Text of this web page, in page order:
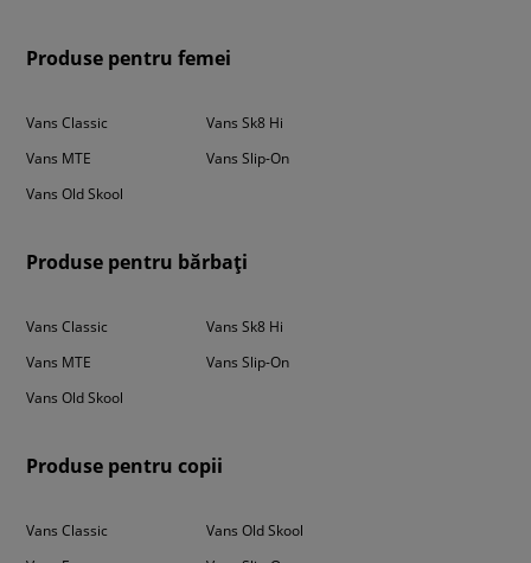
Produse pentru femei
Vans Classic
Vans MTE
Vans Old Skool
Vans Sk8 Hi
Vans Slip-On
Produse pentru bărbați
Vans Classic
Vans MTE
Vans Old Skool
Vans Sk8 Hi
Vans Slip-On
Produse pentru copii
Vans Classic
Vans Old Skool